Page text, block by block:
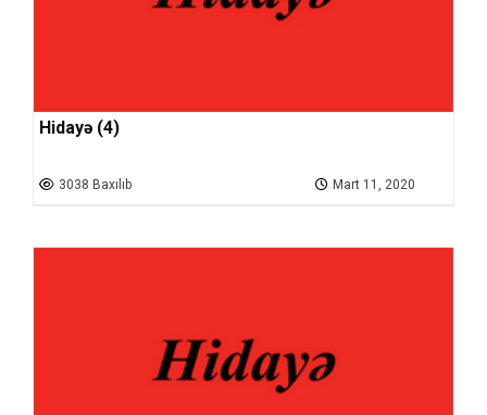
Hidayə (4)
3038 Baxılıb Mart 11, 2020